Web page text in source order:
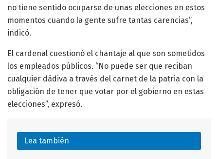
no tiene sentido ocuparse de unas elecciones en estos
momentos cuando la gente sufre tantas carencias”,
indicó.
El cardenal cuestionó el chantaje al que son sometidos
los empleados públicos. “No puede ser que reciban
cualquier dádiva a través del carnet de la patria con la
obligación de tener que votar por el gobierno en estas
elecciones”, expresó.
Lea también